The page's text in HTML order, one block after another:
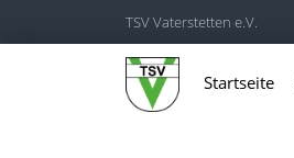
TSV Vaterstetten e.V.
Startseite